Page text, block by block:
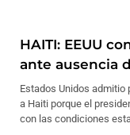
HAITI: EEUU
ante ausencia
Estados Unidos admitio
a Haiti porque el
con las condiciones